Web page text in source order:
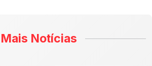
Mais Notícias